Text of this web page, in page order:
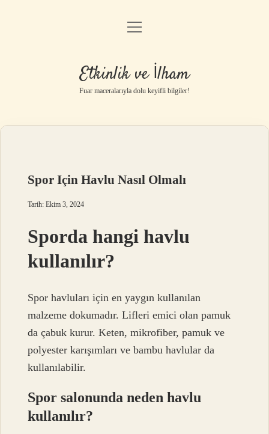
Anasayfa
Gizlilik Politikası
Yasal Uyarı
menüyü
Etkinlik ve İlham
Fuar maceralarıyla dolu keyifli bilgiler!
Spor Için Havlu Nasıl Olmalı
Tarih: Ekim 3, 2024
Sporda hangi havlu
kullanılır?
Spor havluları için en yaygın kullanılan
malzeme dokumadır. Lifleri emici olan pamuk
da çabuk kurur. Keten, mikrofiber, pamuk ve
polyester karışımları ve bambu havlular da
kullanılabilir.
Spor salonunda neden havlu
kullanılır?